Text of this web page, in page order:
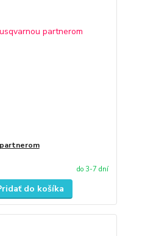
do 3-7 dní
do košíka